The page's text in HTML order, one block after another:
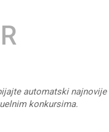
automatski
konkursima.